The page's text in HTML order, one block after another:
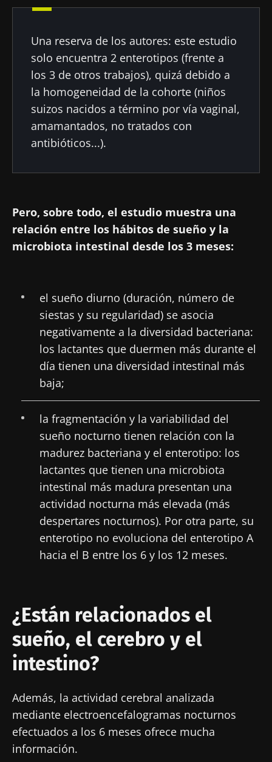
Una reserva de los autores: este estudio
solo encuentra 2 enterotipos (frente a
los 3 de otros trabajos), quizá debido a
la homogeneidad de la cohorte (niños
suizos nacidos a término por vía vaginal,
amamantados, no tratados con
antibióticos...).
Pero, sobre todo, el estudio muestra una
relación entre los hábitos de sueño y la
microbiota intestinal desde los 3 meses:
el sueño diurno (duración, número de
siestas y su regularidad) se asocia
negativamente a la diversidad bacteriana:
los lactantes que duermen más durante el
día tienen una diversidad intestinal más
baja;
la fragmentación y la variabilidad del
sueño nocturno tienen relación con la
madurez bacteriana y el enterotipo: los
lactantes que tienen una microbiota
intestinal más madura presentan una
actividad nocturna más elevada (más
despertares nocturnos). Por otra parte, su
enterotipo no evoluciona del enterotipo A
hacia el B entre los 6 y los 12 meses.
¿Están relacionados el
sueño, el cerebro y el
intestino?
Además, la actividad cerebral analizada
mediante electroencefalogramas nocturnos
efectuados a los 6 meses ofrece mucha
información.
Mantenerse informado
Únase a la comunidad de la microbiota para
profesionales sanitarios y reciba el
Únase a la comunidad de la microbiota para
profesionales sanitarios y reciba el
"Microbiota Digest" y el "HCP Magazine" que
le permitirá mantenerse informado sobre la